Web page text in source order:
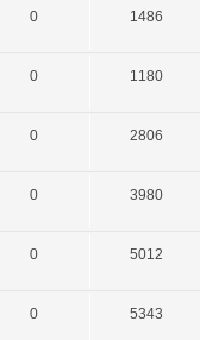
0 1486
0 1180
0 2806
0 3980
0 5012
0 5343